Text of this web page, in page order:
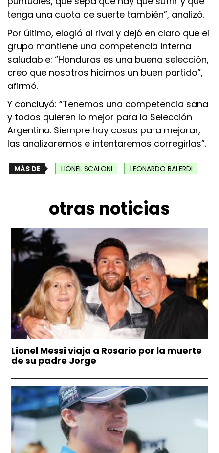
tenga una cuota de suerte también”, analizó.
Por último, elogió al rival y dejó en claro que el
grupo mantiene una competencia interna
saludable: “Honduras es una buena selección,
creo que nosotros hicimos un buen partido”,
afirmó.
Y concluyó: “Tenemos una competencia sana
y todos quieren lo mejor para la Selección
Argentina. Siempre hay cosas para mejorar,
las analizaremos e intentaremos corregirlas”.
MÁS DE LIONEL SCALONI LEONARDO BALERDI
otras noticias
Lionel Messi viaja a Rosario por la muerte
de su padre Jorge